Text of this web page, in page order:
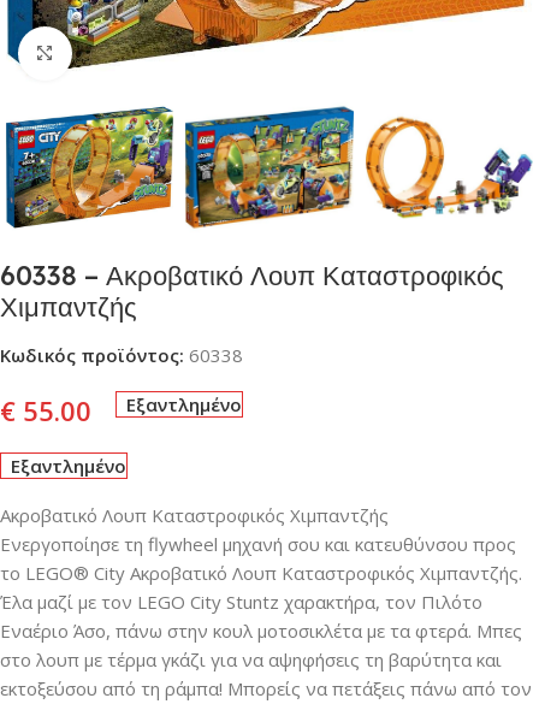
Click to enlarge
60338 – Ακροβατικό Λουπ Καταστροφικός
Χιμπαντζής
Κωδικός προϊόντος: 60338
€ 55.00 Εξαντλημένο
Εξαντλημένο
Ακροβατικό Λουπ Καταστροφικός Χιμπαντζής
Ενεργοποίησε τη flywheel μηχανή σου και κατευθύνσου προς
το LEGO® City Ακροβατικό Λουπ Καταστροφικός Χιμπαντζής.
Έλα μαζί με τον LEGO City Stuntz χαρακτήρα, τον Πιλότο
Εναέριο Άσο, πάνω στην κουλ μοτοσικλέτα με τα φτερά. Μπες
στο λουπ με τέρμα γκάζι για να αψηφήσεις τη βαρύτητα και
εκτοξεύσου από τη ράμπα! Μπορείς να πετάξεις πάνω από τον